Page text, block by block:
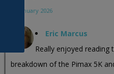
16 January 2026
Eric Marcus
Really enjoyed reading
breakdown of the Pimax 5K